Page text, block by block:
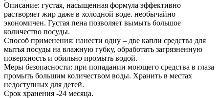
Описание: густая, насыщенная формула эффективно
растворяет жир даже в холодной воде. необычайно
экономичен. Густая пена позволяет вымыть большое
количество посуды.
Способ применения: нанести одну – две капли средства для
мытья посуды на влажную губку, обработать загрязненную
поверхность и обильно промыть водой.
Меры безопасности: при попадании моющего средства в глаза
промыть большим количеством воды. Хранить в местах
недоступных для детей.
Срок хранения -24 месяца.